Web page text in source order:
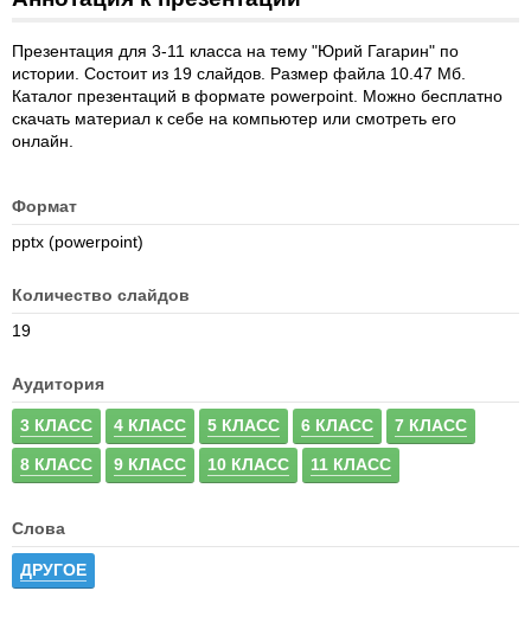
Презентация для 3-11 класса на тему "Юрий Гагарин" по
истории. Состоит из 19 слайдов. Размер файла 10.47 Мб.
Каталог презентаций в формате powerpoint. Можно бесплатно
скачать материал к себе на компьютер или смотреть его
онлайн.
Формат
pptx (powerpoint)
Количество слайдов
19
Аудитория
3 КЛАСС 4 КЛАСС 5 КЛАСС 6 КЛАСС 7 КЛАСС
8 КЛАСС 9 КЛАСС 10 КЛАСС 11 КЛАСС
Слова
ДРУГОЕ